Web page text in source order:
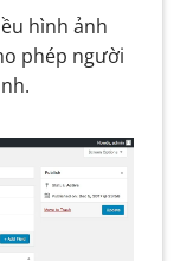
hình ảnh
phép người